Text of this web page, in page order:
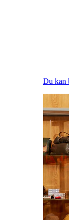
Du kan